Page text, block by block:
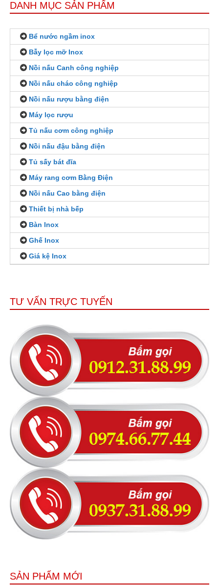
DANH MỤC SẢN PHẨM
Bể nước ngầm inox
Bẫy lọc mỡ Inox
Nồi nấu Canh công nghiệp
Nồi nấu cháo công nghiệp
Nồi nấu rượu bằng điện
Máy lọc rượu
Tủ nấu cơm công nghiệp
Nồi nấu đậu bằng điện
Tủ sấy bát đĩa
Máy rang cơm Bằng Điện
Nồi nấu Cao bằng điện
Thiết bị nhà bếp
Bàn Inox
Ghế Inox
Giá kệ Inox
TƯ VẤN TRỰC TUYẾN
SẢN PHẨM MỚI